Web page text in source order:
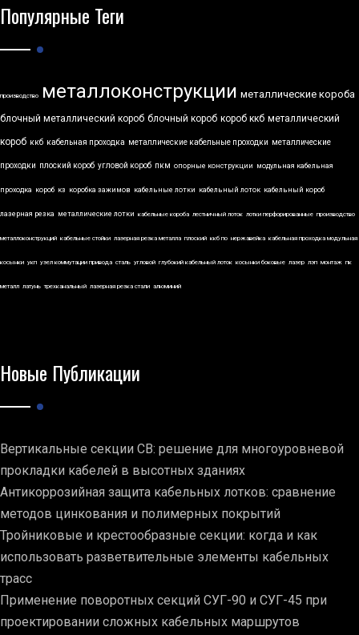
Популярные Теги
производство металлоконструкции металлические короба
блочный металлический короб блочный короб короб ккб металлический
короб ккб кабельная проходка металлические кабельные проходки металлические
проходки плоский короб угловой короб пкм опорные конструкции модульная кабельная
проходка короб кз коробка зажимов кабельные лотки кабельный лоток кабельный короб
лазерная резка металлические лотки кабельные короба лестничный лоток лотки перфорированные производство
металлоконструкций кабельные стойки лазерная резка металла плоский ккб по нержавейка кабельная проходка модульная
косынки укп узел коммутации привода сталь угловой глубокий кабельный лоток косынки боковые лазер лэп монтаж пк
металл латунь трехканальный лазерная резка стали алюминий
Новые Публикации
Вертикальные секции СВ: решение для многоуровневой
прокладки кабелей в высотных зданиях
Антикоррозийная защита кабельных лотков: сравнение
методов цинкования и полимерных покрытий
Тройниковые и крестообразные секции: когда и как
использовать разветвительные элементы кабельных
трасс
Применение поворотных секций СУГ-90 и СУГ-45 при
проектировании сложных кабельных маршрутов